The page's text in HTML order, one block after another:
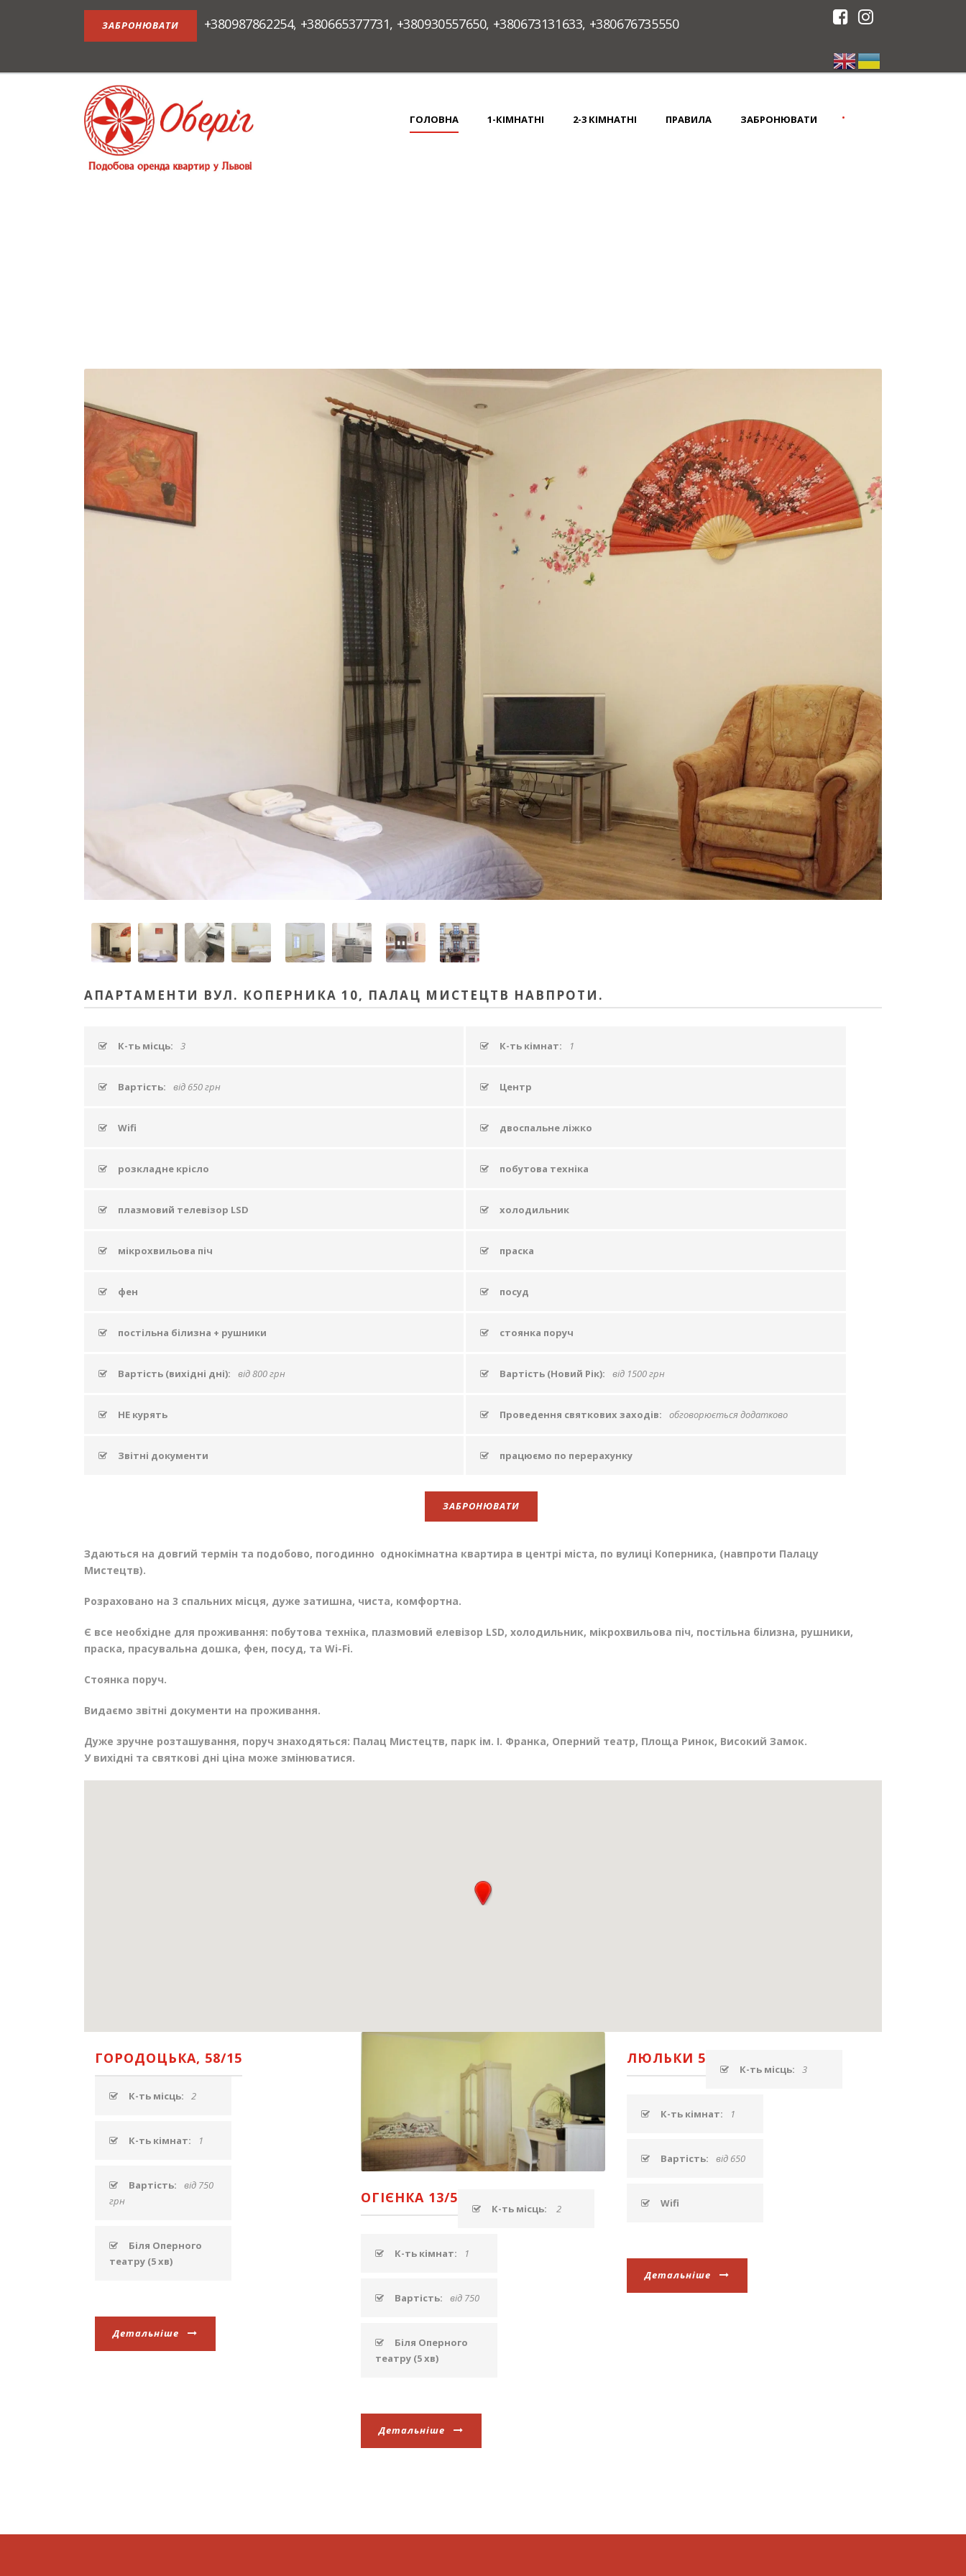
ЗАБРОНЮВАТИ +380987862254, +380665377731, +380930557650, +380673131633, +380676735550
ГОЛОВНА 1-КІМНАТНІ 2-3 КІМНАТНІ ПРАВИЛА ЗАБРОНЮВАТИ •
АПАРТАМЕНТИ ВУЛ. КОПЕРНИКА 10, ПАЛАЦ МИСТЕЦТВ НАВПРОТИ.
К-ть місць: 3 К-ть кімнат: 1
Вартість: від 650 грн Центр
Wifi двоспальне ліжко
розкладне крісло побутова техніка
плазмовий телевізор LSD холодильник
мікрохвильова піч праска
фен посуд
постільна білизна + рушники стоянка поруч
Вартість (вихідні дні): від 800 грн Вартість (Новий Рік): від 1500 грн
НЕ курять Проведення святкових заходів: обговорюється додатково
Звітні документи працюємо по перерахунку
ЗАБРОНЮВАТИ
Здаються на довгий термін та подобово, погодинно однокімнатна квартира в центрі міста, по вулиці Коперника, (навпроти Палацу
Мистецтв).
Розраховано на 3 спальних місця, дуже затишна, чиста, комфортна.
Є все необхідне для проживання: побутова техніка, плазмовий елевізор LSD, холодильник, мікрохвильова піч, постільна білизна, рушники,
праска, прасувальна дошка, фен, посуд, та Wi-Fi.
Стоянка поруч.
Видаємо звітні документи на проживання.
Дуже зручне розташування, поруч знаходяться: Палац Мистецтв, парк ім. І. Франка, Оперний театр, Площа Ринок, Високий Замок.
У вихідні та святкові дні ціна може змінюватися.
ГОРОДОЦЬКА, 58/15
К-ть місць: 2
К-ть кімнат: 1
Вартість:
від 750
грн
Біля Оперного
театру (5 хв)
Детальніше
ОГІЄНКА 13/5
К-ть місць: 2
К-ть кімнат: 1
Вартість: від 750
Біля Оперного
театру (5 хв)
Детальніше
ЛЮЛЬКИ 5
К-ть місць: 3
К-ть кімнат: 1
Вартість: від 650
Wifi
Детальніше